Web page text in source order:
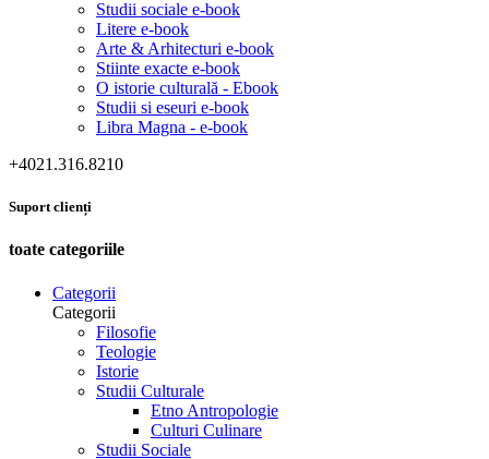
Studii sociale e-book
Litere e-book
Arte & Arhitecturi e-book
Stiinte exacte e-book
O istorie culturală - Ebook
Studii si eseuri e-book
Libra Magna - e-book
+4021.316.8210
Suport clienți
toate categoriile
Categorii
Categorii
Filosofie
Teologie
Istorie
Studii Culturale
Etno Antropologie
Culturi Culinare
Studii Sociale